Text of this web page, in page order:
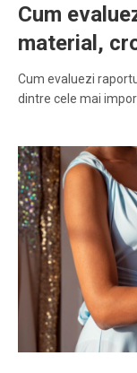
Cum
material,
Cum evaluezi
dintre cele mai